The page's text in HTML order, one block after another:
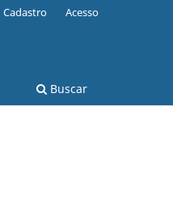
Buscar
Cadastro Acesso